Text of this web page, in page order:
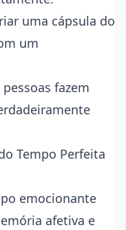
uma cápsula do
um
fazem
Tempo Perfeita
emocionante
afetiva e